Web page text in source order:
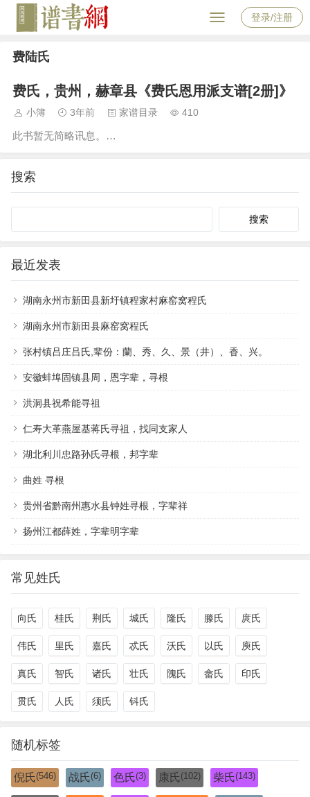
登录/注册
费陆氏
费氏，贵州，赫章县《费氏恩用派支谱[2册]》
小簿 3年前 家谱目录 410
此书暂无简略讯息。…
搜索
最近发表
湖南永州市新田县新圩镇程家村麻窑窝程氏
湖南永州市新田县麻窑窝程氏
张村镇吕庄吕氏,辈份：蘭、秀、久、景（井）、香、兴。
安徽蚌埠固镇县周，恩字辈，寻根
洪洞县祝希能寻祖
仁寿大革燕屋基蒋氏寻祖，找同支家人
湖北利川忠路孙氏寻根，邦字辈
曲姓 寻根
贵州省黔南州惠水县钟姓寻根，字辈祥
扬州江都薛姓，字辈明字辈
常见姓氏
向氏 桂氏 荆氏 城氏 隆氏 滕氏 庹氏
伟氏 里氏 嘉氏 忒氏 沃氏 以氏 庾氏
真氏 智氏 诸氏 壮氏 隗氏 畲氏 印氏
贯氏 人氏 须氏 钭氏
随机标签
倪氏(546) 战氏(6) 色氏(3) 康氏 (102) 柴氏(143)